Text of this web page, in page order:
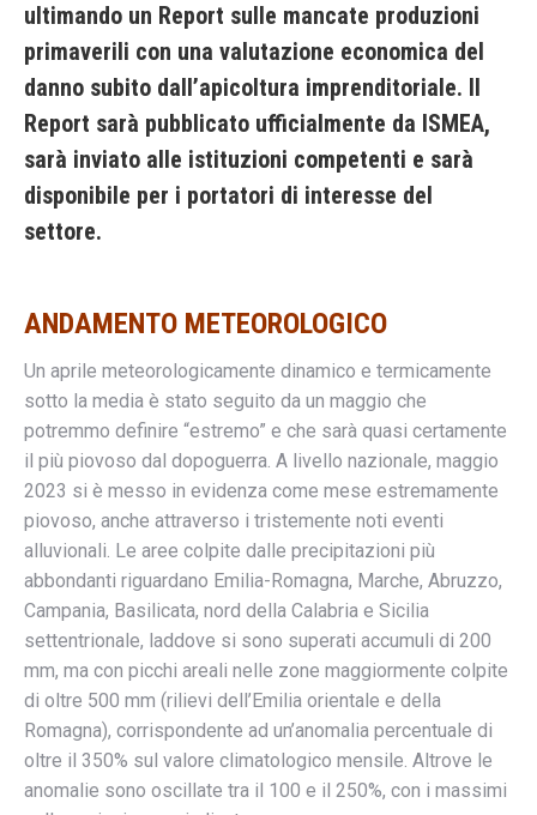
ultimando un Report sulle mancate produzioni
primaverili con una valutazione economica del
danno subito dall’apicoltura imprenditoriale. Il
Report sarà pubblicato ufficialmente da ISMEA,
sarà inviato alle istituzioni competenti e sarà
disponibile per i portatori di interesse del
settore.
ANDAMENTO METEOROLOGICO
Un aprile meteorologicamente dinamico e termicamente
sotto la media è stato seguito da un maggio che
potremmo definire “estremo” e che sarà quasi certamente
il più piovoso dal dopoguerra. A livello nazionale, maggio
2023 si è messo in evidenza come mese estremamente
piovoso, anche attraverso i tristemente noti eventi
alluvionali. Le aree colpite dalle precipitazioni più
abbondanti riguardano Emilia-Romagna, Marche, Abruzzo,
Campania, Basilicata, nord della Calabria e Sicilia
settentrionale, laddove si sono superati accumuli di 200
mm, ma con picchi areali nelle zone maggiormente colpite
di oltre 500 mm (rilievi dell’Emilia orientale e della
Romagna), corrispondente ad un’anomalia percentuale di
oltre il 350% sul valore climatologico mensile. Altrove le
anomalie sono oscillate tra il 100 e il 250%, con i massimi